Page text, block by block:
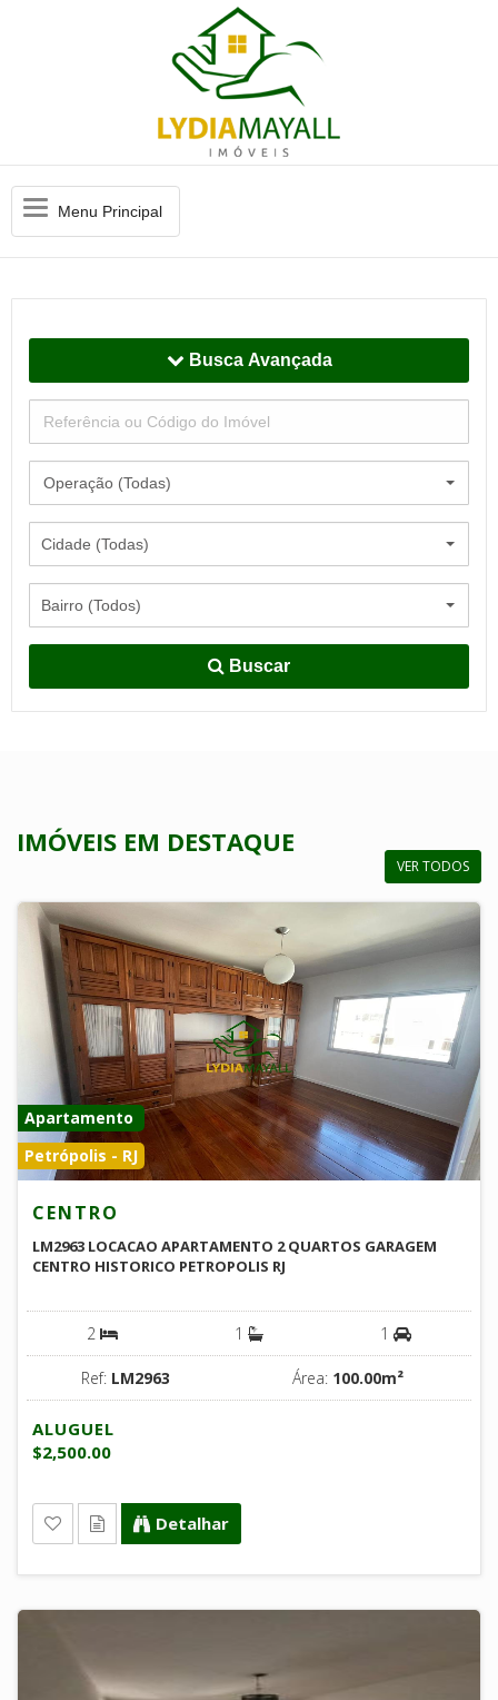
MenuMenu Principal
Busca Avançada
Operação (Todas)
Cidade (Todas)
Bairro (Todos)
Buscar
IMÓVEIS EM DESTAQUE
VER TODOS
Apartamento
Petrópolis - RJ
CENTRO
LM2963 LOCACAO APARTAMENTO 2 QUARTOS GARAGEM
CENTRO HISTORICO PETROPOLIS RJ
2 1 1
Ref: LM2963 Área: 100.00m²
ALUGUEL
$2,500.00
Detalhar